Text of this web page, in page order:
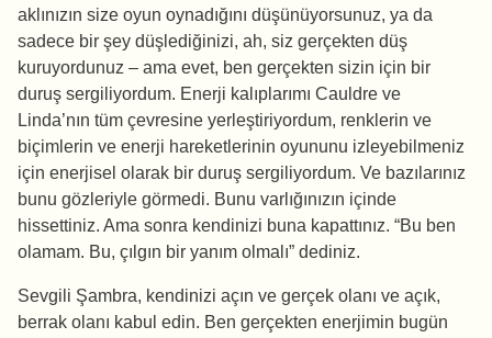
aklınızın size oyun oynadığını düşünüyorsunuz, ya da
sadece bir şey düşlediğinizi, ah, siz gerçekten düş
kuruyordunuz – ama evet, ben gerçekten sizin için bir
duruş sergiliyordum. Enerji kalıplarımı Cauldre ve
Linda’nın tüm çevresine yerleştiriyordum, renklerin ve
biçimlerin ve enerji hareketlerinin oyununu izleyebilmeniz
için enerjisel olarak bir duruş sergiliyordum. Ve bazılarınız
bunu gözleriyle görmedi. Bunu varlığınızın içinde
hissettiniz. Ama sonra kendinizi buna kapattınız. “Bu ben
olamam. Bu, çılgın bir yanım olmalı” dediniz.
Sevgili Şambra, kendinizi açın ve gerçek olanı ve açık,
berrak olanı kabul edin. Ben gerçekten enerjimin bugün